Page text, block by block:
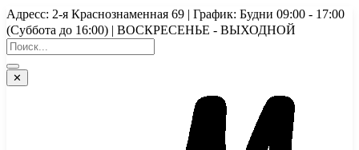
Перейти
к
содержимому
Адресс: 2-я Краснознаменная 69 | График: Будни 09:00 - 17:00
(Суббота до 16:00) | ВОСКРЕСЕНЬЕ - ВЫХОДНОЙ
✕